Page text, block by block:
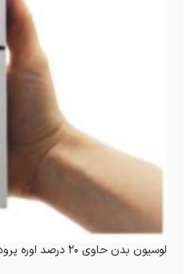
لوسیون بدن حاوی 20 درصد اوره پرودرما